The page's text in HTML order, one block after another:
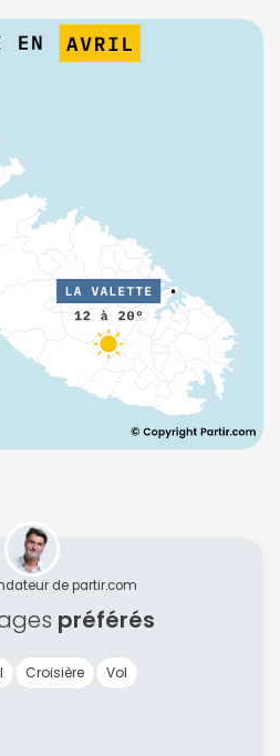
de partir.com
préférés
Croisière Vol